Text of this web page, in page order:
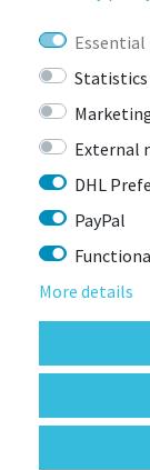
Stuttgarter Str. 72
Essential
Statistics
External
DHL
PayPal
More details